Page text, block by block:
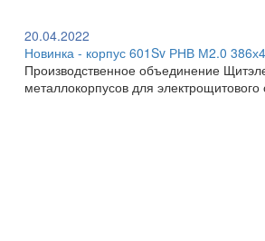
20.04.2022
Новинка - корпус 601Sv РНВ М2.0
Производственное объединение
металлокорпусов для